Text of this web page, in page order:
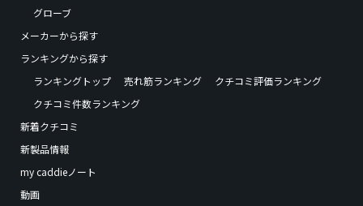
グローブ
メーカーから探す
ランキングから探す
ランキングトップ
売れ筋ランキング
クチコミ評価ランキング
クチコミ件数ランキング
新着クチコミ
新製品情報
my caddieノート
動画